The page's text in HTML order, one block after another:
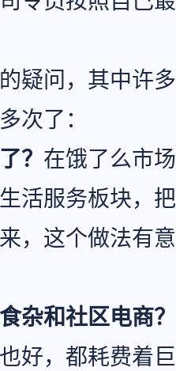
疑问，其中许多
次了：
？ 在饿了么市场
活服务板块，把
，这个做法有意
杂和社区电商？
好，都耗费着巨